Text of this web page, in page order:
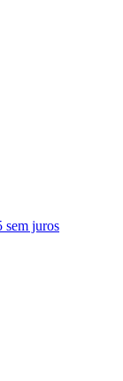
sem juros